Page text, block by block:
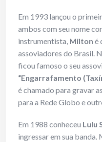
Em 1993 lançou o
ambos com seu nome
instrumentista, Milton é
assoviadores do Brasil.
ficou famoso o seu
“Engarrafamento
é chamado para gravar
para a Rede Globo e
Em 1988 conheceu Lulu
ingressar em sua